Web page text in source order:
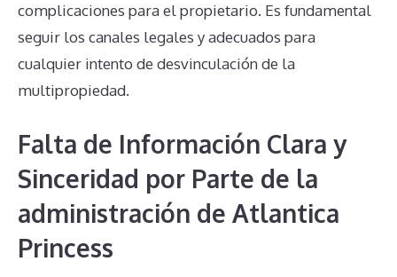
complicaciones para el propietario. Es fundamental
seguir los canales legales y adecuados para
cualquier intento de desvinculación de la
multipropiedad.
Falta de Información Clara y
Sinceridad por Parte de la
administración de Atlantica
Princess